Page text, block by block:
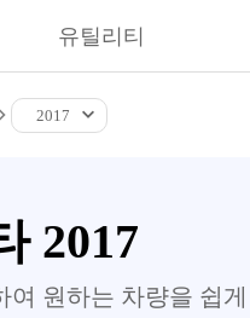
유틸리티
2017
2017
원하는 차량을 쉽